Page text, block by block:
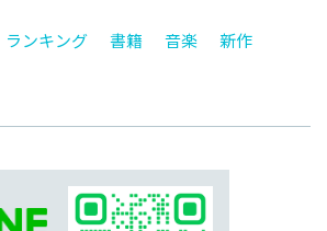
ランキング 書籍 音楽 新作